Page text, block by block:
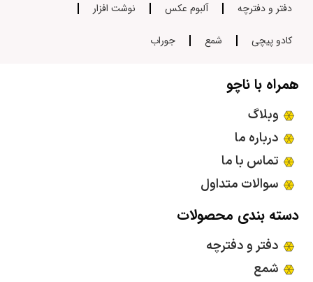
دفتر و دفترچه آلبوم عکس نوشت افزار
کادو پیچی شمع جوراب
همراه با ناچو
وبلاگ
درباره ما
تماس با ما
سوالات متداول
دسته بندی محصولات
دفتر و دفترچه
شمع